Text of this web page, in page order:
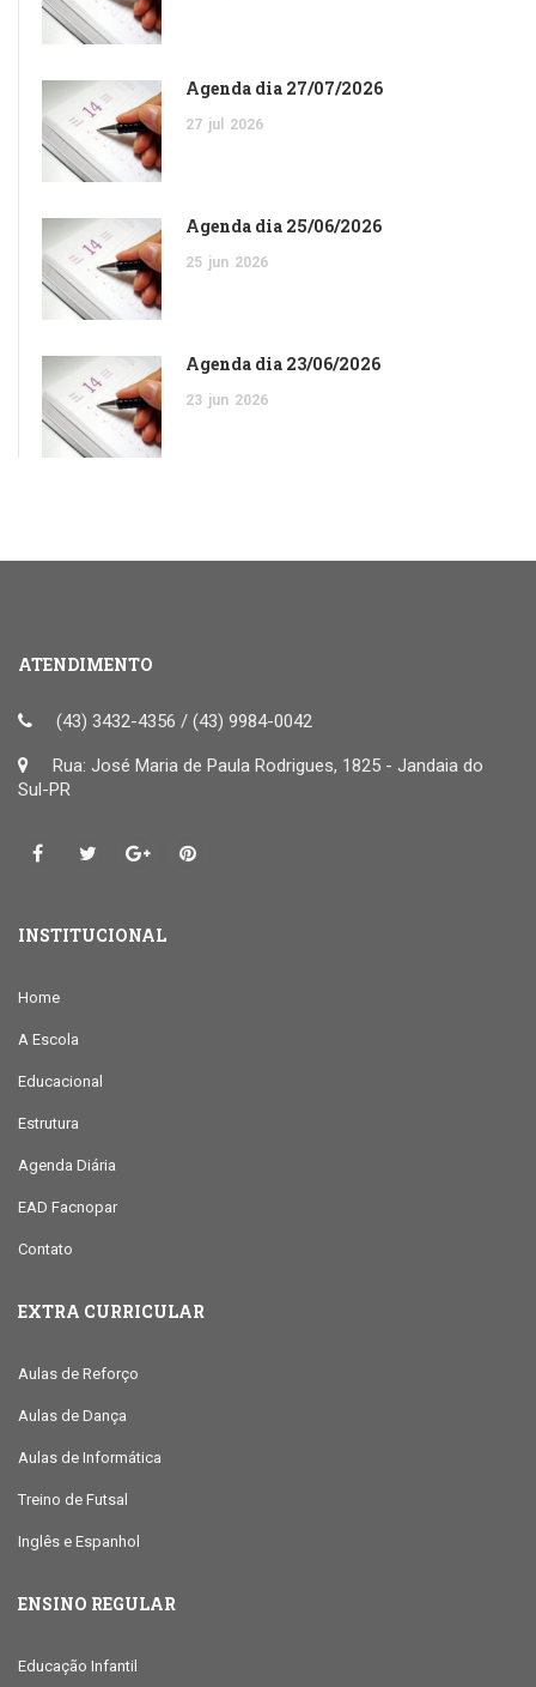
Agenda dia 27/07/2026
27 jul 2026
Agenda dia 25/06/2026
25 jun 2026
Agenda dia 23/06/2026
23 jun 2026
ATENDIMENTO
(43) 3432-4356 / (43) 9984-0042
Rua: José Maria de Paula Rodrigues, 1825 - Jandaia do
Sul-PR
INSTITUCIONAL
Home
A Escola
Educacional
Estrutura
Agenda Diária
EAD Facnopar
Contato
EXTRA CURRICULAR
Aulas de Reforço
Aulas de Dança
Aulas de Informática
Treino de Futsal
Inglês e Espanhol
ENSINO REGULAR
Educação Infantil